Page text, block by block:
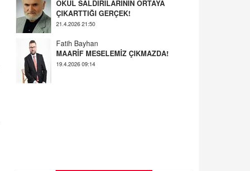
21.4.2026 21:50
Fatih Bayhan
19.4.2026 09:14